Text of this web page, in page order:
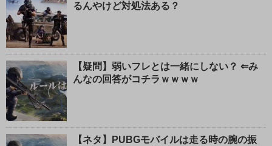
るんやけど対処法ある？
【疑問】弱いフレとは一緒にしない？ ⇐み
んなの回答がコチラｗｗｗｗ
【ネタ】PUBGモバイルは走る時の腕の振